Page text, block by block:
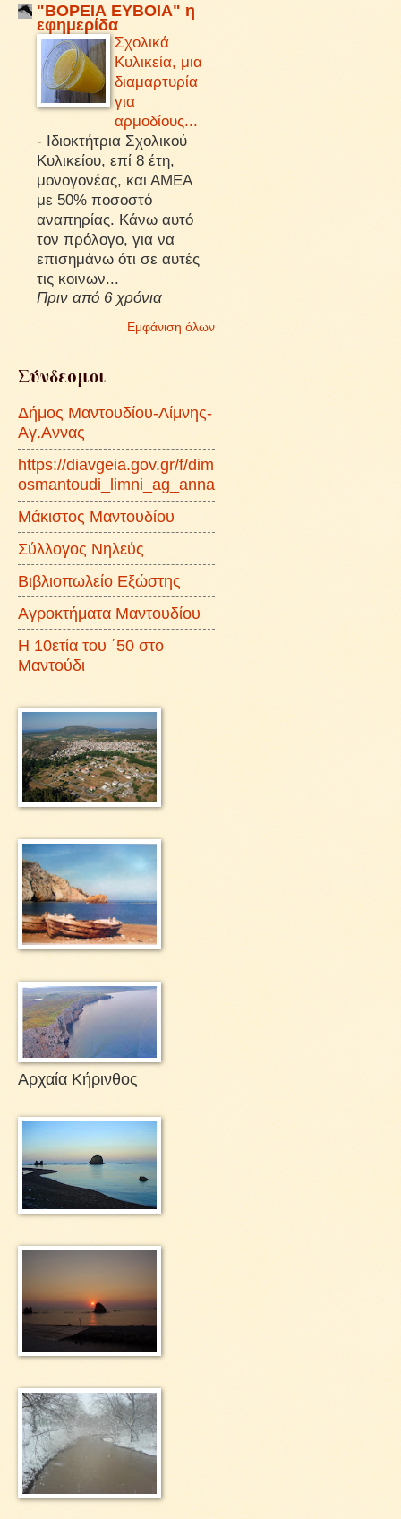
"ΒΟΡΕΙΑ ΕΥΒΟΙΑ" η
εφημερίδα
Σχολικά
Κυλικεία, μια
διαμαρτυρία
για
αρμοδίους...
- Ιδιοκτήτρια Σχολικού
Κυλικείου, επί 8 έτη,
μονογονέας, και ΑΜΕΑ
με 50% ποσοστό
αναπηρίας. Κάνω αυτό
τον πρόλογο, για να
επισημάνω ότι σε αυτές
τις κοινων...
Πριν από 6 χρόνια
Εμφάνιση όλων
Σύνδεσμοι
Δήμος Μαντουδίου-Λίμνης-
Αγ.Αννας
https://diavgeia.gov.gr/f/dim
osmantoudi_limni_ag_anna
Μάκιστος Μαντουδίου
Σύλλογος Νηλεύς
Βιβλιοπωλείο Εξώστης
Αγροκτήματα Μαντουδίου
Η 10ετία του ΄50 στο
Μαντούδι
Αρχαία Κήρινθος